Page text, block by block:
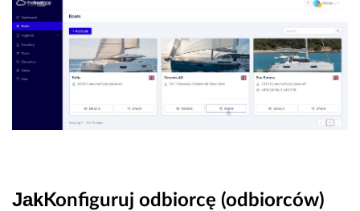
Jak Konfiguruj odbiorcę (odbiorców)